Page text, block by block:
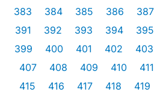
383
384 385 386 387
391
392 393 394 395
399
400 401 402 403
407
408 409 410 411
415
416 417 418 419